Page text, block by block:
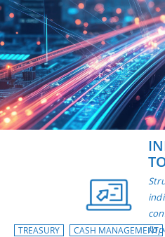
TREASURY CASH MANAGEMENT